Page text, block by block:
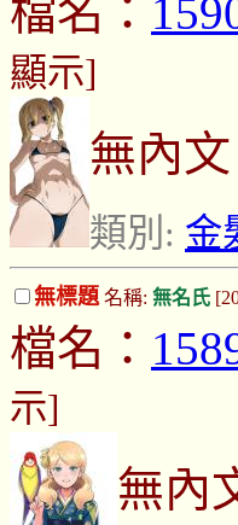
檔名：
顯示]
無內文
類別: 金
無標題 名稱: 無名氏
檔名：
示]
無內